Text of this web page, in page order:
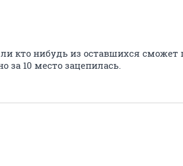
кто нибудь из оставшихся сможет
за 10 место зацепилась.